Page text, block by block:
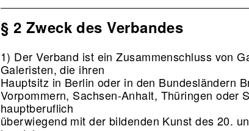
§ 2 Zweck des Verbandes
1) Der Verband ist ein Zusammenschluss von
Galeristen, die ihren
Hauptsitz in Berlin oder in den Bundesländern
Vorpommern, Sachsen-Anhalt, Thüringen oder
hauptberuflich
überwiegend mit der bildenden Kunst des 20.